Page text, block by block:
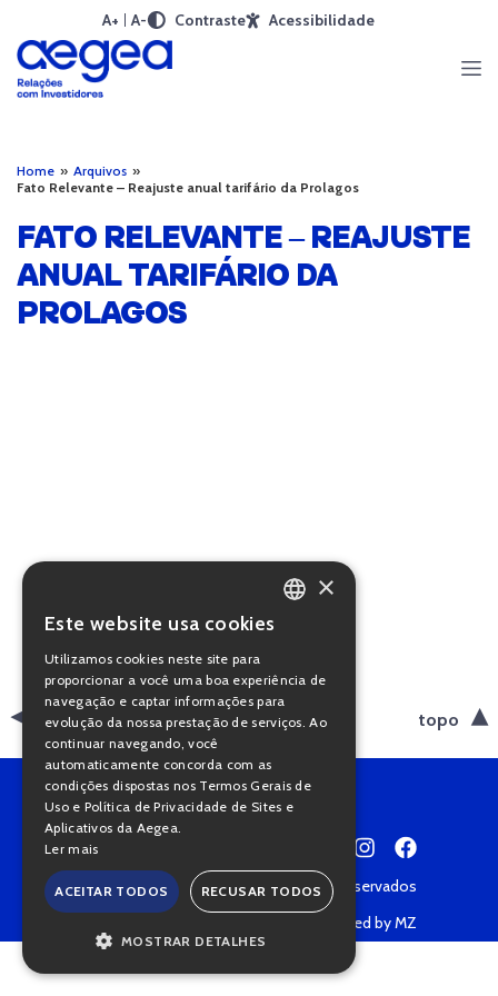
A+ A- Contraste Acessibilidade
Home » Arquivos »
Fato Relevante – Reajuste anual tarifário da Prolagos
FATO RELEVANTE – REAJUSTE
ANUAL TARIFÁRIO DA
PROLAGOS
voltar topo
Copyright © 2022 • Todos os direitos reservados
Powered by MZ
PORTUGUESE
×
Este website usa cookies
Utilizamos cookies neste site para
proporcionar a você uma boa experiência de
navegação e captar informações para
evolução da nossa prestação de serviços. Ao
continuar navegando, você
automaticamente concorda com as
condições dispostas nos Termos Gerais de
Uso e Política de Privacidade de Sites e
Aplicativos da Aegea.
Ler mais
ACEITAR TODOS RECUSAR TODOS
MOSTRAR DETALHES